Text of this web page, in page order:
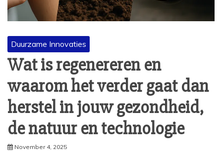
Duurzame Innovaties
Wat is regenereren en
waarom het verder gaat dan
herstel in jouw gezondheid,
de natuur en technologie
November 4, 2025